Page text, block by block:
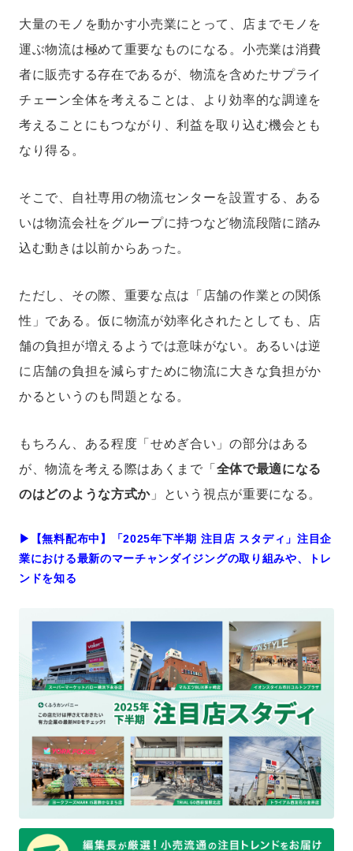
大量のモノを動かす小売業にとって、店までモノを
運ぶ物流は極めて重要なものになる。小売業は消費
者に販売する存在であるが、物流を含めたサプライ
チェーン全体を考えることは、より効率的な調達を
考えることにもつながり、利益を取り込む機会とも
なり得る。
そこで、自社専用の物流センターを設置する、ある
いは物流会社をグループに持つなど物流段階に踏み
込む動きは以前からあった。
ただし、その際、重要な点は「店舗の作業との関係
性」である。仮に物流が効率化されたとしても、店
舗の負担が増えるようでは意味がない。あるいは逆
に店舗の負担を減らすために物流に大きな負担がか
かるというのも問題となる。
もちろん、ある程度「せめぎ合い」の部分はある
が、物流を考える際はあくまで「 全体で最適になる
のはどのような方式か 」という視点が重要になる。
▶︎【無料配布中】「2025年下半期 注目店 スタディ」注目企
業における最新のマーチャンダイジングの取り組みや、トレ
ンドを知る